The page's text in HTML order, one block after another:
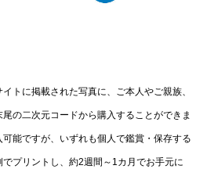
トに掲載された写真に、ご本人やご親族、
の二次元コードから購入することができま
能ですが、いずれも個人で鑑賞・保存する
プリントし、約2週間～1カ月でお手元に